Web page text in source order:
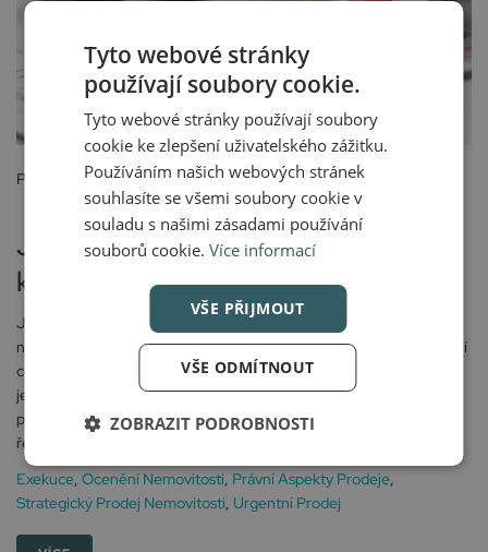
Posted
2 ledna, 2026
Jak funguje výkup nemovitosti a
kdy o něm uvažovat
Jak funguje výkup nemovitosti a kdy o něm uvažovat Prodej
nemovitosti může být dlouhý proces – příprava na focení, nastavení
ceny, desítky dotazů, prohlídky a vyjednávání… A někdy na to
jednoduše není čas ani energie. V situacích, kdy hraje roli rychlost,
právní komplikace nebo potřeba okamžité jistoty, může být
řešením výkup...
Exekuce, Ocenění Nemovitosti, Právní Aspekty Prodeje,
Strategický Prodej Nemovitosti, Urgentní Prodej
Tyto webové stránky
používají soubory cookie.
Tyto webové stránky používají soubory
cookie ke zlepšení uživatelského zážitku.
Používáním našich webových stránek
souhlasíte se všemi soubory cookie v
souladu s našimi zásadami používání
souborů cookie. Více informací
VŠE PŘIJMOUT
VŠE ODMÍTNOUT
ZOBRAZIT PODROBNOSTI